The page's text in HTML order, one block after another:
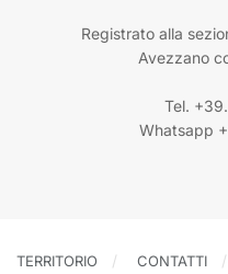
Registrato alla
Avezzano
Tel.
Whatsapp
TERRITORIO CONTATTI